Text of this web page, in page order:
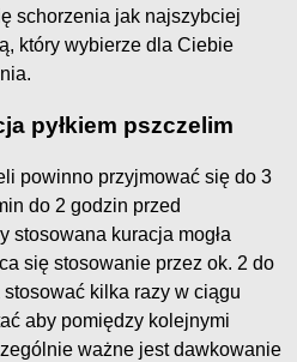
schorzenia jak najszybciej
który wybierze dla Ciebie
pyłkiem pszczelim
powinno przyjmować się do 3
do 2 godzin przed
stosowana kuracja mogła
się stosowanie przez ok. 2 do
kilka razy w ciągu
aby pomiędzy kolejnymi
ważne jest dawkowanie